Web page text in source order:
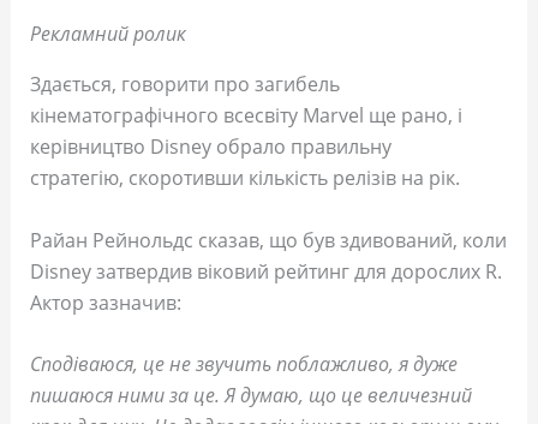
Рекламний ролик
Здається, говорити про загибель
кінематографічного всесвіту Marvel ще рано, і
керівництво Disney обрало правильну
стратегію, скоротивши кількість релізів на рік.
Райан Рейнольдс сказав, що був здивований, коли
Disney затвердив віковий рейтинг для дорослих R.
Актор зазначив:
Сподіваюся, це не звучить поблажливо, я дуже
пишаюся ними за це. Я думаю, що це величезний